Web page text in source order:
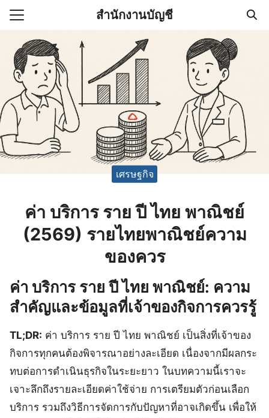
Skip
content
สำนักงานบัญชี
(ไม่มีชื่อ)
านบัญชี (Accounting
ช่วยสำคัญในการบริหาร
for:
เศรษฐกิจ
ค่า บริการ ราย ปี ไทย พาณิชย์
(2569) รายไทยพาณิชย์ความ
ของควร
ค่า บริการ ราย ปี ไทย พาณิชย์: ความ
สำคัญและข้อมูลที่เจ้าของกิจการควรรู้
TL;DR: ค่า บริการ ราย ปี ไทย พาณิชย์ เป็นสิ่งที่เจ้าของ
กิจการทุกคนต้องพิจารณาอย่างละเอียด เนื่องจากมีผลกระ
ทบต่อการดำเนินธุรกิจในระยะยาว ในบทความนี้เราจะ
เจาะลึกถึงรายละเอียดค่าใช้จ่าย การเตรียมตัวก่อนเลือก
บริการ รวมถึงวิธีการจัดการกับปัญหาที่อาจเกิดขึ้น เพื่อให้